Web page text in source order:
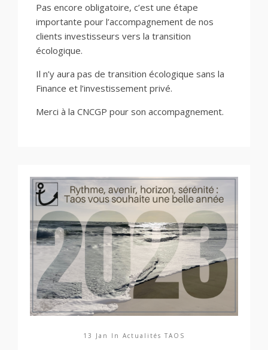
Pas encore obligatoire, c’est une étape
importante pour l’accompagnement de nos
clients investisseurs vers la transition
écologique.
Il n’y aura pas de transition écologique sans la
Finance et l’investissement privé.
Merci à la CNCGP pour son accompagnement.
13 Jan In Actualités TAOS